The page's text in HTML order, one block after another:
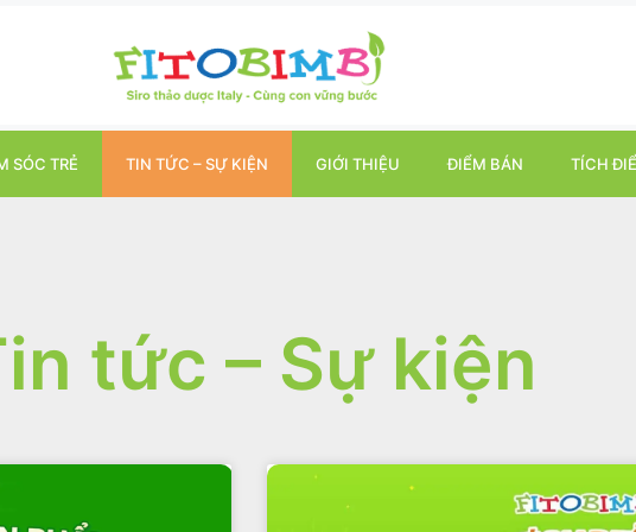
SÓC TRẺ TIN TỨC – SỰ KIỆN GIỚI THIỆU ĐIỂM BÁN TÍCH
tức – Sự kiện